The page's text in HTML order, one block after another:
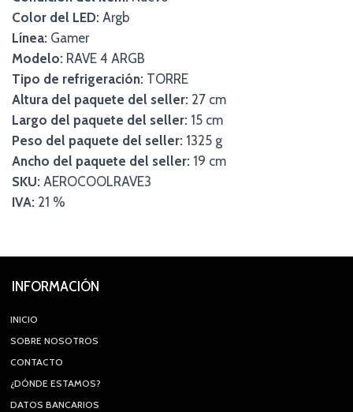
Color del LED: Argb
Línea: Gamer
Modelo: RAVE 4 ARGB
Tipo de refrigeración: TORRE
Altura del paquete del seller: 27 cm
Largo del paquete del seller: 15 cm
Peso del paquete del seller: 1325 g
Ancho del paquete del seller: 19 cm
SKU: AEROCOOLRAVE3
IVA: 21 %
INFORMACIÓN
INICIO
SOBRE NOSOTROS
CONTACTO
¿DÓNDE ESTAMOS?
DATOS BANCARIOS